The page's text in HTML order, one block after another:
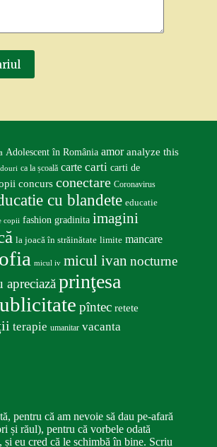
Adolescent în România amor analyze this
ca la școală carte carti carti de
concurs conectare Coronavirus
cu blandete educatie
copii fashion gradinita imagini
la joacă în străinătate limite mancare
micul iv micul ivan nocturne
apreciazăprinţesa
pîntec retete
terapie umanitar vacanta
pentru că am nevoie să dau pe-afară
și răul), pentru că vorbele odată
și eu cred că le schimbă în bine. Scriu